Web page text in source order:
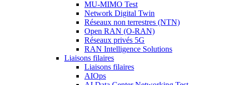
MU-MIMO Test
Network Digital Twin
Réseaux non terrestres (NTN)
Open RAN (O-RAN)
Réseaux privés 5G
RAN Intelligence Solutions
Liaisons filaires
Liaisons filaires
AIOps